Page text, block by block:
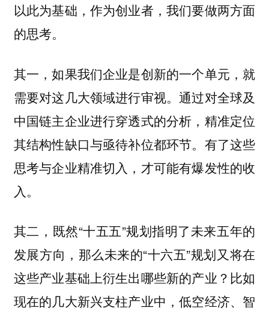
以此为基础，作为创业者，我们要做两方面
的思考。
其一，如果我们企业是创新的一个单元，就
需要对这几大领域进行审视。通过对全球及
中国链主企业进行穿透式的分析，精准定位
其结构性缺口与亟待补位都环节。有了这些
思考与企业精准切入，才可能有爆发性的收
入。
其二，既然“十五五”规划指明了未来五年的
发展方向，那么未来的“十六五”规划又将在
这些产业基础上衍生出哪些新的产业？比如
现在的几大新兴支柱产业中，低空经济、智